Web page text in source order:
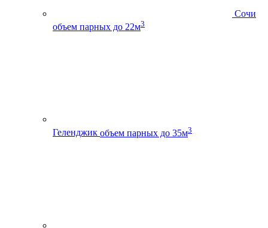
Сочи
объем парных до 22м3
Геленджик объем парных до 35м3